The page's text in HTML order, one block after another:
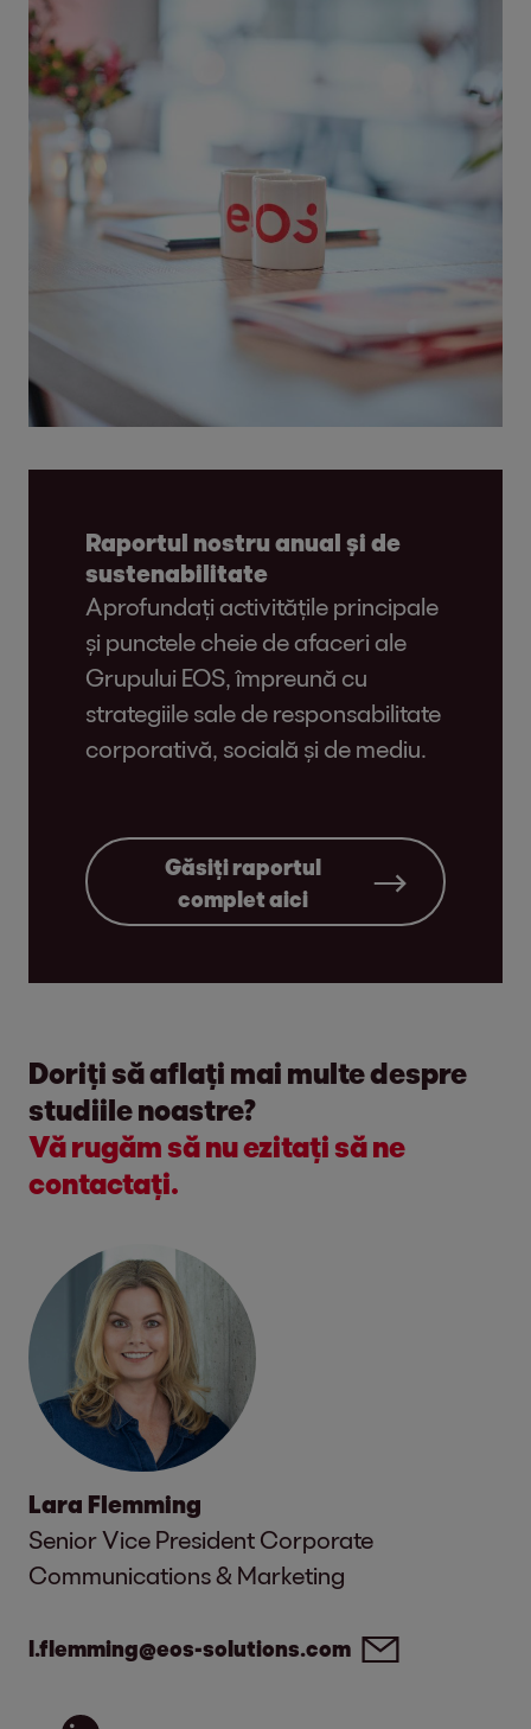
Raportul nostru anual și de
sustenabilitate
Aprofundați activitățile principale
și punctele cheie de afaceri ale
Grupului EOS, împreună cu
strategiile sale de responsabilitate
corporativă, socială și de mediu.
Găsiți raportul
complet aici
Doriți să aflați mai multe despre
studiile noastre?
Vă rugăm să nu ezitați să ne
contactați.
Lara Flemming
Senior Vice President Corporate
Communications & Marketing
l.flemming@eos-solutions.com